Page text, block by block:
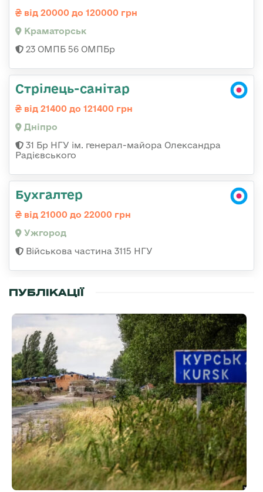
від 20000 до 120000 грн
Краматорськ
23 ОМПБ 56 ОМПБр
Стрілець-санітар
від 21400 до 121400 грн
Дніпро
31 Бр НГУ ім. генерал-майора Олександра
Радієвського
Бухгалтер
від 21000 до 22000 грн
Ужгород
Військова частина 3115 НГУ
ПУБЛІКАЦІЇ